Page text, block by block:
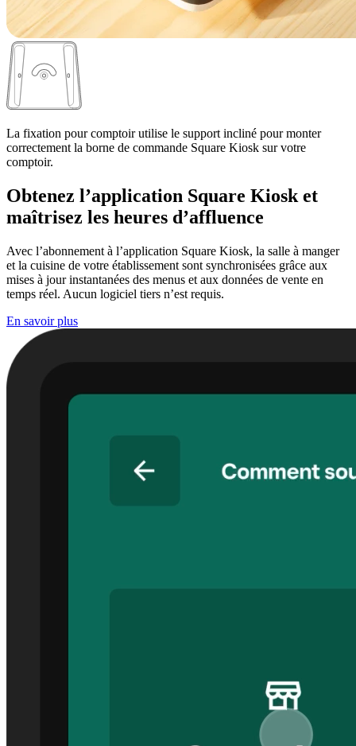
La fixation pour comptoir utilise le support incliné pour monter
correctement la borne de commande Square Kiosk sur votre
comptoir.
Obtenez l’application Square Kiosk et
maîtrisez les heures d’affluence
Avec l’abonnement à l’application Square Kiosk, la salle à manger
et la cuisine de votre établissement sont synchronisées grâce aux
mises à jour instantanées des menus et aux données de vente en
temps réel. Aucun logiciel tiers n’est requis.
En savoirplus